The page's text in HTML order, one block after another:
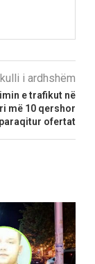
i ardhshëm
e trafikut në
më 10 qershor
ofertat